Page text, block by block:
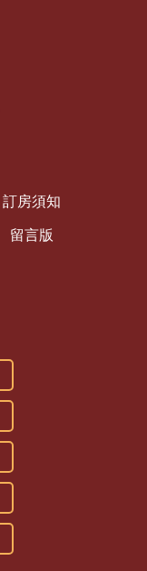
訂房須知
留言版